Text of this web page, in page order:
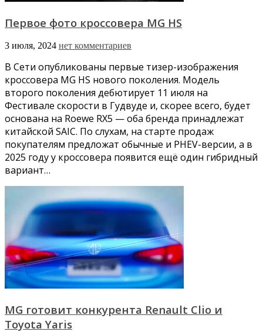
Первое фото кроссовера MG HS
3 июля, 2024 нет комментариев
В Сети опубликованы первые тизер-изображения
кроссовера MG HS нового поколения. Модель
второго поколения дебютирует 11 июля на
Фестивале скорости в Гудвуде и, скорее всего, будет
основана на Roewe RX5 — оба бренда принадлежат
китайской SAIC. По слухам, на старте продаж
покупателям предложат обычные и PHEV-версии, а в
2025 году у кроссовера появится ещё один гибридный
вариант…
MG готовит конкурента Renault Clio и
Toyota Yaris